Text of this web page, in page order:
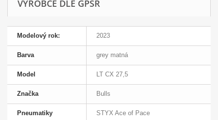
VÝROBCE DLE GPSR
Modelový rok: 2023
Barva grey matná
Model LT CX 27,5
Značka Bulls
Pneumatiky STYX Ace of Pace